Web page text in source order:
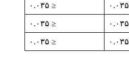
≤ ۰.۰۳۵
≤ ۰.۰۳۵
≤ ۰.۰۳۵